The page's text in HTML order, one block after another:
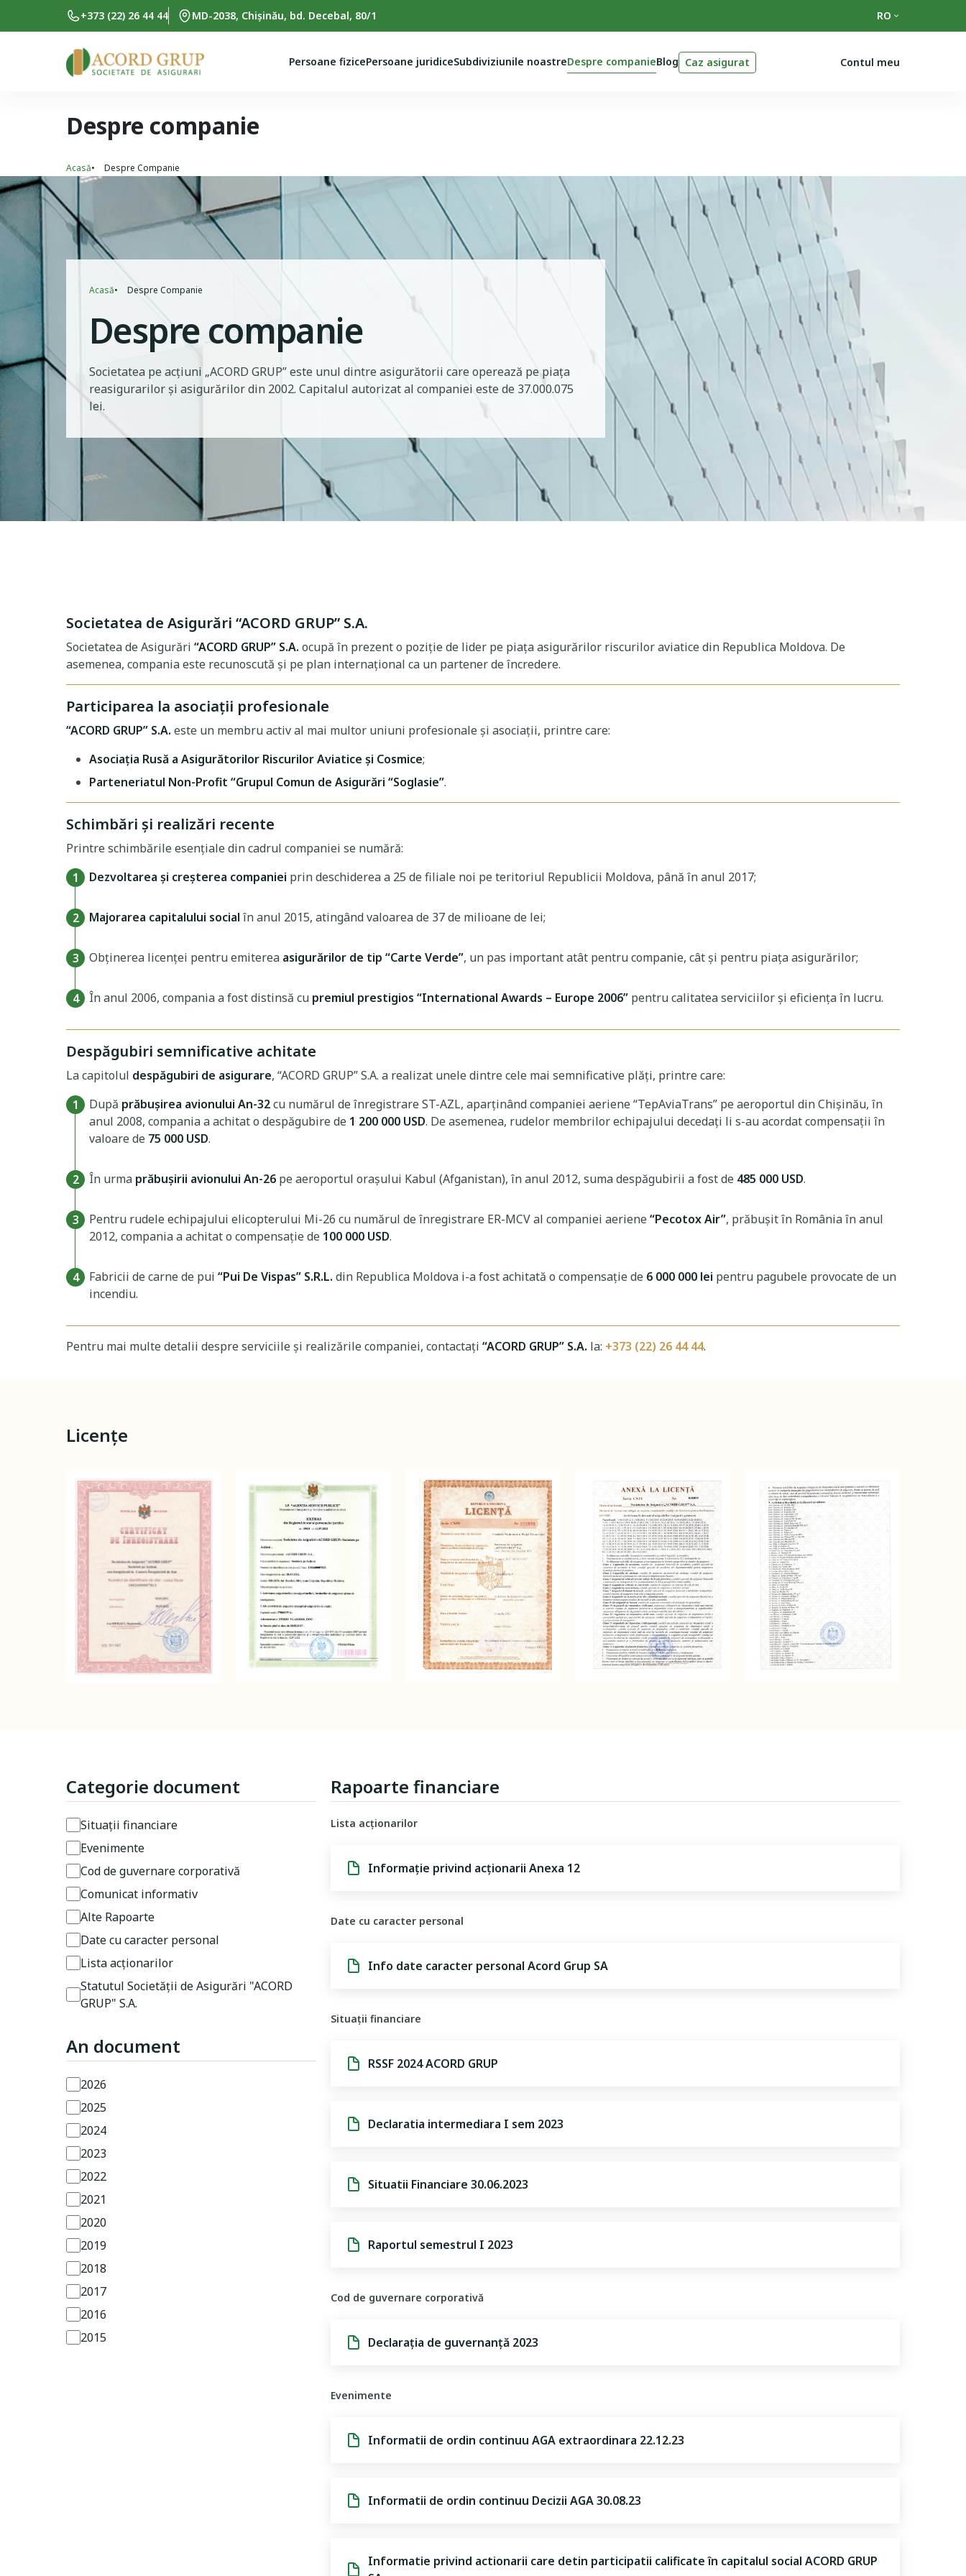
Skip to main content+373 (22) 26 44 44 MD-2038, Chișinău, bd. Decebal, 80/1 RO
Persoane fizicePersoane juridiceSubdiviziunile noastreDespre companieBlog Caz asigurat Contul meu
Despre companie
Breadcrumb
Acasă Despre Companie
Breadcrumb
Acasă Despre Companie
Despre companie
Societatea pe acțiuni „ACORD GRUP” este unul dintre asigurătorii care operează pe piața
reasigurarilor și asigurărilor din 2002. Capitalul autorizat al companiei este de 37.000.075
lei.
Societatea de Asigurări “ACORD GRUP” S.A.
Societatea de Asigurări “ACORD GRUP” S.A. ocupă în prezent o poziţie de lider pe piaţa asigurărilor riscurilor aviatice din Republica Moldova. De
asemenea, compania este recunoscută și pe plan internațional ca un partener de încredere.
Participarea la asociații profesionale
“ACORD GRUP” S.A. este un membru activ al mai multor uniuni profesionale și asociații, printre care:
Asociaţia Rusă a Asigurătorilor Riscurilor Aviatice şi Cosmice;
Parteneriatul Non-Profit “Grupul Comun de Asigurări “Soglasie”.
Schimbări și realizări recente
Printre schimbările esenţiale din cadrul companiei se numără:
Dezvoltarea și creșterea companiei prin deschiderea a 25 de filiale noi pe teritoriul Republicii Moldova, până în anul 2017;
Majorarea capitalului social în anul 2015, atingând valoarea de 37 de milioane de lei;
Obținerea licenței pentru emiterea asigurărilor de tip “Carte Verde”, un pas important atât pentru companie, cât și pentru piața asigurărilor;
În anul 2006, compania a fost distinsă cu premiul prestigios “International Awards – Europe 2006” pentru calitatea serviciilor și eficiența în lucru.
Despăgubiri semnificative achitate
La capitolul despăgubiri de asigurare, “ACORD GRUP” S.A. a realizat unele dintre cele mai semnificative plăți, printre care:
După prăbușirea avionului An-32cu numărul de înregistrare ST-AZL, aparținând companiei aeriene “TepAviaTrans” pe aeroportul din Chișinău, în
anul 2008, compania a achitat o despăgubire de 1 200 000 USD. De asemenea, rudelor membrilor echipajului decedați li s-au acordat compensații în
valoare de 75 000 USD.
În urma prăbușirii avionului An-26 pe aeroportul orașului Kabul (Afganistan), în anul 2012, suma despăgubirii a fost de 485 000 USD.
Pentru rudele echipajului elicopterului Mi-26 cu numărul de înregistrare ER-MCV al companiei aeriene“Pecotox Air”, prăbușit în România în anul
2012, compania a achitat o compensație de 100 000 USD.
Fabricii de carne de pui “Pui De Vispas” S.R.L. din Republica Moldova i-a fost achitată o compensație de 6 000 000 lei pentru pagubele provocate de un
incendiu.
Pentru mai multe detalii despre serviciile și realizările companiei, contactați “ACORD GRUP” S.A. la: +373 (22) 26 44 44.
Licențe
Categorie document
Situații financiare
Evenimente
Cod de guvernare corporativă
Comunicat informativ
Alte Rapoarte
Date cu caracter personal
Lista acționarilor
Statutul Societății de Asigurări "ACORD
GRUP" S.A.
An document
2026
2025
2024
2023
2022
2021
2020
2019
2018
2017
2016
2015
Rapoarte financiare
Lista acționarilor
Informație privind acționarii Anexa 12
Date cu caracter personal
Info date caracter personal Acord Grup SA
Situații financiare
RSSF 2024 ACORD GRUP
Declaratia intermediara I sem 2023
Situatii Financiare 30.06.2023
Raportul semestrul I 2023
Cod de guvernare corporativă
Declarația de guvernanță 2023
Evenimente
Informatii de ordin continuu AGA extraordinara 22.12.23
Informatii de ordin continuu Decizii AGA 30.08.23
Informatie privind actionarii care detin participatii calificate în capitalul social ACORD GRUP